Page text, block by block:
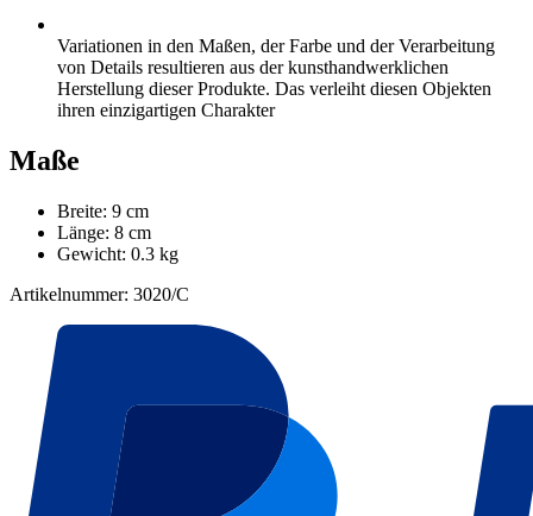
Variationen in den Maßen, der Farbe und der Verarbeitung
von Details resultieren aus der kunsthandwerklichen
Herstellung dieser Produkte. Das verleiht diesen Objekten
ihren einzigartigen Charakter
Maße
Breite: 9 cm
Länge: 8 cm
Gewicht: 0.3 kg
Artikelnummer: 3020/C